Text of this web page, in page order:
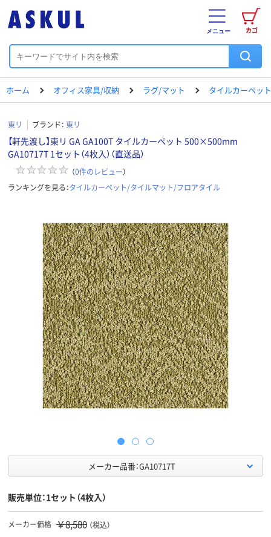
カゴ
メニュー
ホーム オフィス家具/収納 ラグ/マット タイルカーペッ
東リ ブランド： 東リ
【軒先渡し】東リ GA GA100T タイルカーペット 500×500mm
GA10717T 1セット（4枚入）（直送品）
（0件のレビュー）
ランキングを見る：タイルカーペット/タイルマット/フロアタイル
メーカー品番：GA10717T
販売単位：1セット（4枚入）
メーカー価格 ￥8,580 （税込）